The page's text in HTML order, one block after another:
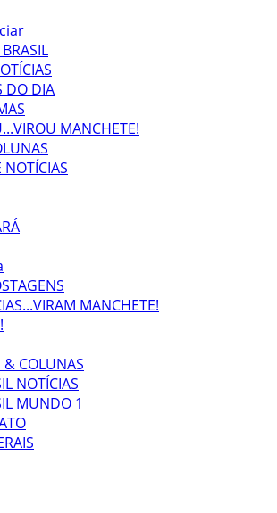
DO DIA
MANCHETE!
NOTÍCIAS
MANCHETE!
& COLUNAS
NOTÍCIAS
MUNDO 1